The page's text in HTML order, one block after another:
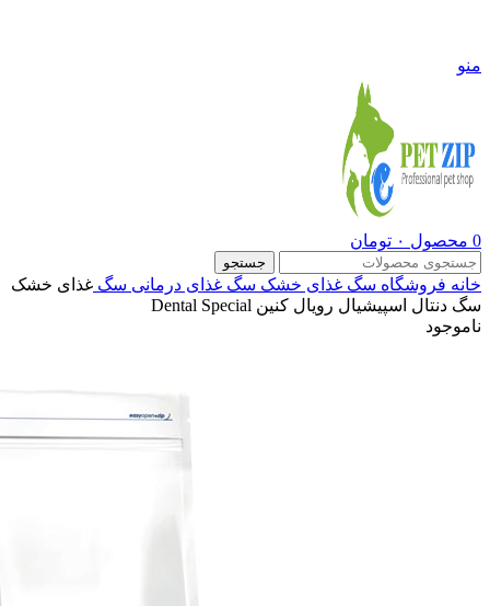
منو
0 محصول ۰ تومان
جستجو
خانه فروشگاه سگ غذای خشک سگ غذای درمانی سگ غذای خشک
سگ دنتال اسپیشیال رویال کنین Dental Special
ناموجود